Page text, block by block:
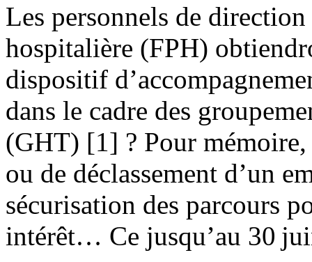
Les personnels de
hospitalière (FPH)
dispositif
dans le cadre des
(GHT) [1] ? Pour
ou de déclassement d’un
sécurisation des parcours
intérêt… Ce jusqu’au 30